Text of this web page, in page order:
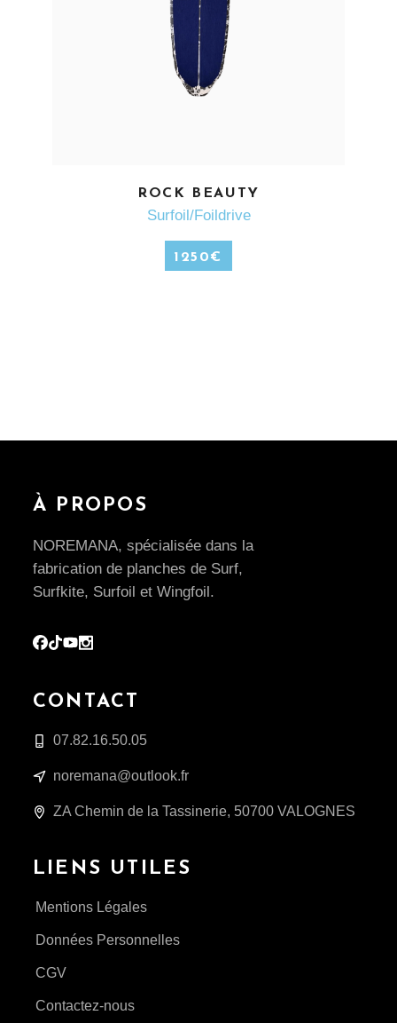
EN SAVOIR PLUS
ROCK BEAUTY
Surfoil/Foildrive
1250€
À PROPOS
NOREMANA, spécialisée dans la
fabrication de planches de Surf,
Surfkite, Surfoil et Wingfoil.
CONTACT
07.82.16.50.05
noremana@outlook.fr
ZA Chemin de la Tassinerie, 50700 VALOGNES
LIENS UTILES
Mentions Légales
Données Personnelles
CGV
Contactez-nous